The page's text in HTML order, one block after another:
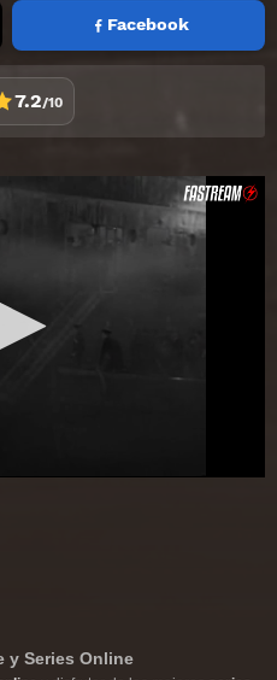
Facebook
7.2/10
y Series Online